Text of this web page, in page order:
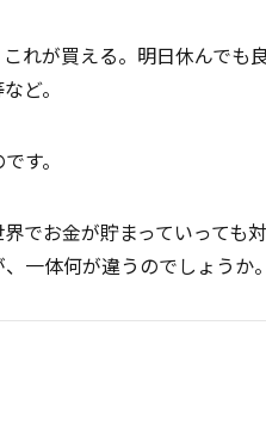
れが買える。明日休んでも
ど。
す。
でお金が貯まっていっても
一体何が違うのでしょうか。